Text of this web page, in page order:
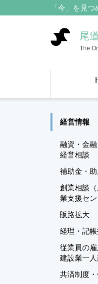
「今」を見
尾
The
経営情報
融資・金
経営相談
補助金・
創業相談
業支援セン
販路拡大
経理・記
従業員の雇
建設業一人
共済制度